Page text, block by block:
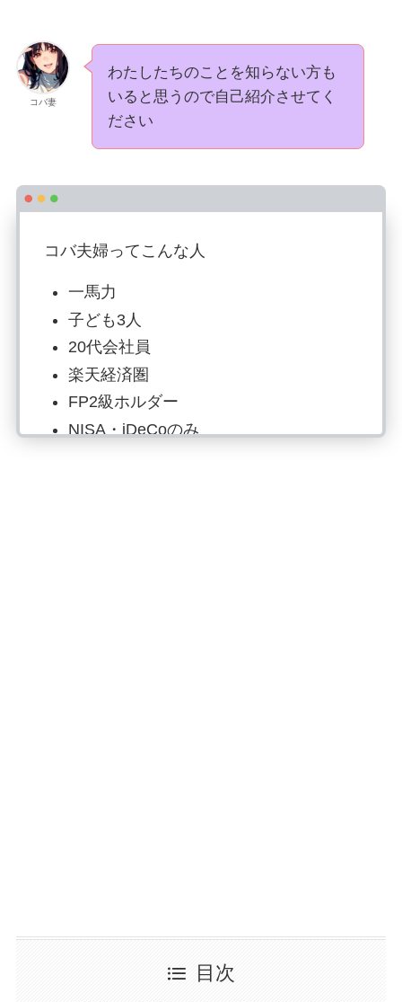
コバ妻
わたしたちのことを知らない方も
いると思うので自己紹介させてく
ださい
コバ夫婦ってこんな人
一馬力
子ども3人
20代会社員
楽天経済圏
FP2級ホルダー
NISA・iDeCoのみ
目次